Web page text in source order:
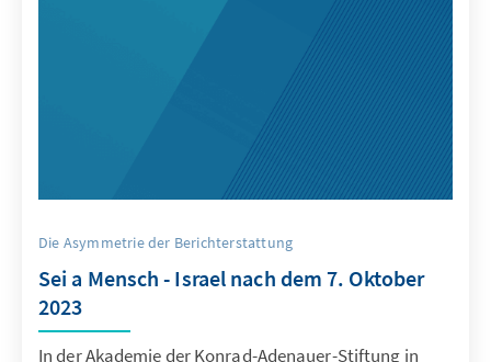
Die Asymmetrie der Berichterstattung
Sei a Mensch - Israel nach dem 7. Oktober
2023
In der Akademie der Konrad-Adenauer-Stiftung in